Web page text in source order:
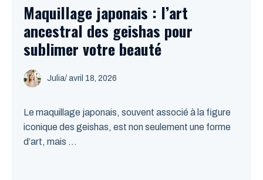
Maquillage japonais : l’art
ancestral des geishas pour
sublimer votre beauté
Julia/ avril 18, 2026
Le maquillage japonais, souvent associé à la figure
iconique des geishas, est non seulement une forme
d’art, mais ...